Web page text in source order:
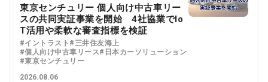
東京センチュリー 個人向け中古車リー
スの共同実証事業を開始 4社協業でIo
T活用や柔軟な審査指標を検証
#イントラスト #三井住友海上
#個人向け中古車リース#日本カーソリューション
#東京センチュリー
2026.08.06